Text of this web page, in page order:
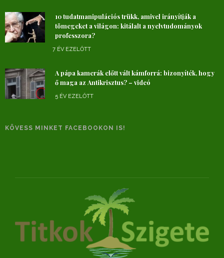
10 tudatmanipulációs trükk, amivel irányítják a
tömegeket a világon: kitálalt a nyelvtudományok
professzora?
7 ÉV EZELŐTT
A pápa kamerák előtt vált kámforrá: bizonyíték, hogy
ő maga az Antikrisztus? – videó
5 ÉV EZELŐTT
KÖVESS MINKET FACEBOOKON IS!